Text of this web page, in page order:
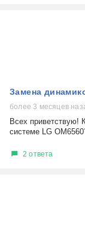
Замена
более 3 месяцев
Всех приветствую!
системе LG
2 ответа